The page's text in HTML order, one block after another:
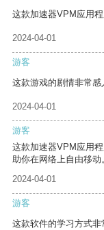
这款加速器VPM应用
2024-04-01
游客
这款游戏的剧情非常感
2024-04-01
游客
这款加速器VPM应用
助你在网络上自由移动
2024-04-01
游客
这款软件的学习方式非